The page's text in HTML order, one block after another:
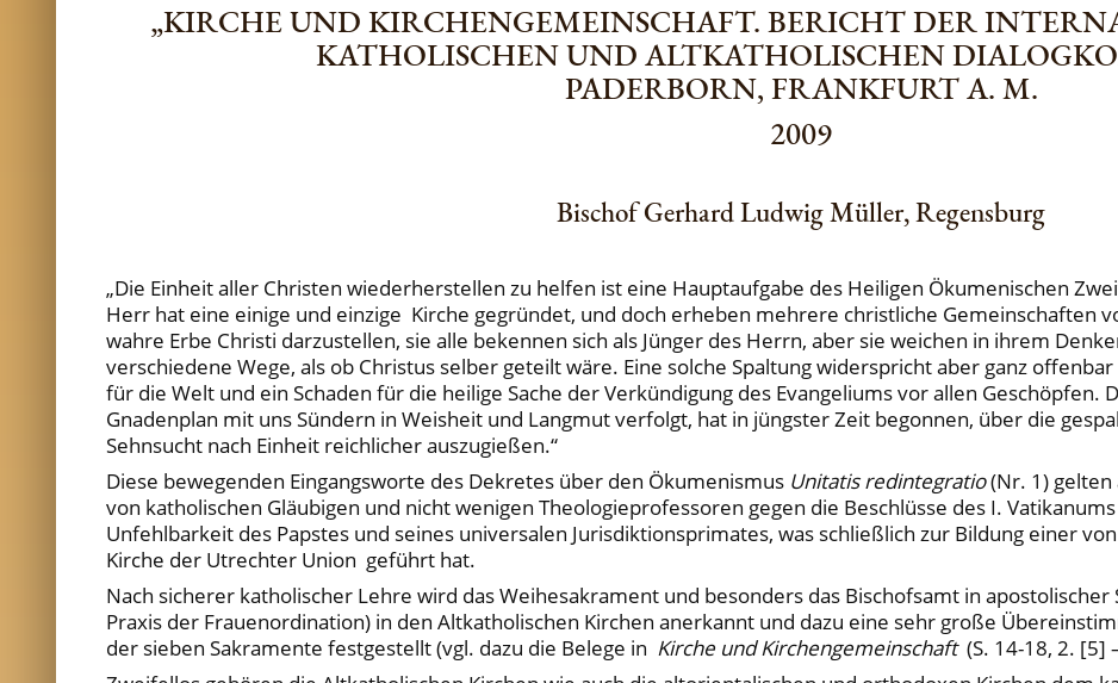
„KIRCHE UND KIRCHENGEMEINSCHAFT. BERICHT DER
KATHOLISCHEN UND ALTKATHOLISCHEN
PADERBORN, FRANKFURT A. M.
2009
Bischof Gerhard Ludwig Müller, Regensburg
„Die Einheit aller Christen wiederherstellen zu helfen ist eine Hauptaufgabe des Heiligen Ökumenischen
Herr hat eine einige und einzige Kirche gegründet, und doch erheben mehrere christliche Gemeinschaften
wahre Erbe Christi darzustellen, sie alle bekennen sich als Jünger des Herrn, aber sie weichen in ihrem
verschiedene Wege, als ob Christus selber geteilt wäre. Eine solche Spaltung widerspricht aber ganz
für die Welt und ein Schaden für die heilige Sache der Verkündigung des Evangeliums vor allen Geschöpfen.
Gnadenplan mit uns Sündern in Weisheit und Langmut verfolgt, hat in jüngster Zeit begonnen, über die
Sehnsucht nach Einheit reichlicher auszugießen.“
Diese bewegenden Eingangsworte des Dekretes über den Ökumenismus Unitatis redintegratio(Nr. 1) gelten
von katholischen Gläubigen und nicht wenigen Theologieprofessoren gegen die Beschlüsse des I.
Unfehlbarkeit des Papstes und seines universalen Jurisdiktionsprimates, was schließlich zur Bildung einer
Kirche der Utrechter Union geführt hat.
Nach sicherer katholischer Lehre wird das Weihesakrament und besonders das Bischofsamt in
Praxis der Frauenordination) in den Altkatholischen Kirchen anerkannt und dazu eine sehr große
der sieben Sakramente festgestellt (vgl. dazu die Belege in Kirche und Kirchengemeinschaft(S. 14-18, 2. [5]